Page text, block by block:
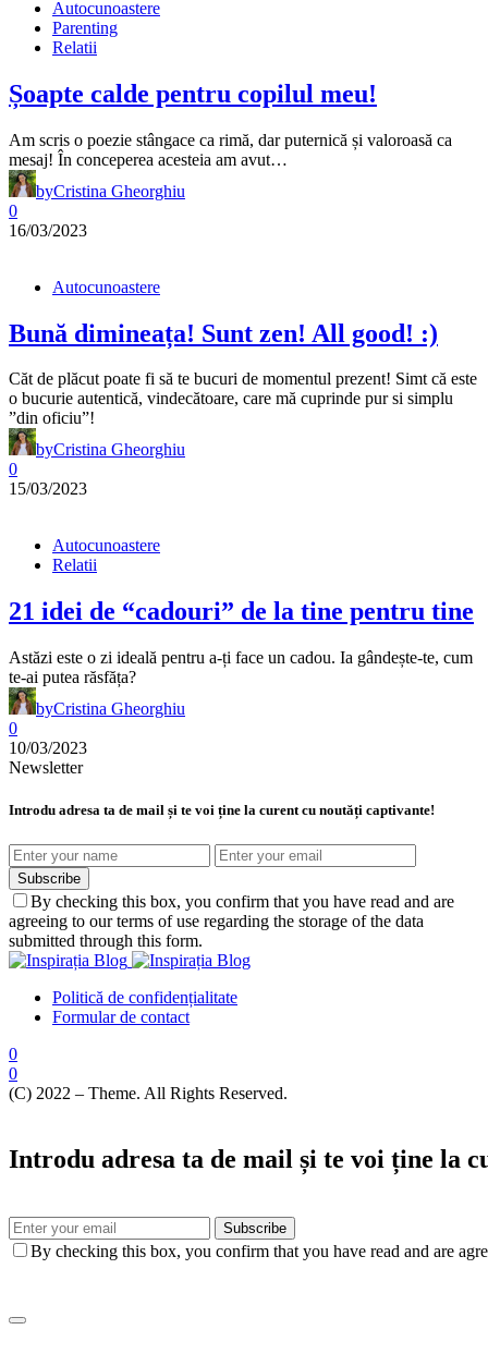
Autocunoastere
Parenting
Relatii
Șoapte calde pentru copilul meu!
Am scris o poezie stângace ca rimă, dar puternică și valoroasă ca
mesaj! În conceperea acesteia am avut…
byCristina Gheorghiu
0
16/03/2023
Autocunoastere
Bună dimineața! Sunt zen! All good! :)
Căt de plăcut poate fi să te bucuri de momentul prezent! Simt că este
o bucurie autentică, vindecătoare, care mă cuprinde pur si simplu
”din oficiu”!
byCristina Gheorghiu
0
15/03/2023
Autocunoastere
Relatii
21 idei de “cadouri” de la tine pentru tine
Astăzi este o zi ideală pentru a-ți face un cadou. Ia gândește-te, cum
te-ai putea răsfăța?
byCristina Gheorghiu
0
10/03/2023
Newsletter
Introdu adresa ta de mail și te voi ține la curent cu noutăți captivante!
Subscribe
By checking this box, you confirm that you have read and are
agreeing to our terms of use regarding the storage of the data
submitted through this form.
Politică de confidențialitate
Formular de contact
0
0
(C) 2022 – Theme. All Rights Reserved.
Introdu adresa ta de mail și te voi ține la
Subscribe
By checking this box, you confirm that you have read and are